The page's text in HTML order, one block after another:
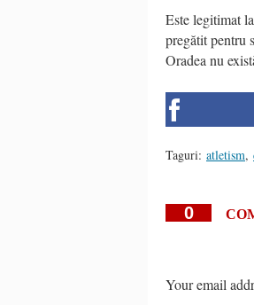
Este legitimat
pregătit pentru
Oradea nu
Taguri: atletism,
0
Your email